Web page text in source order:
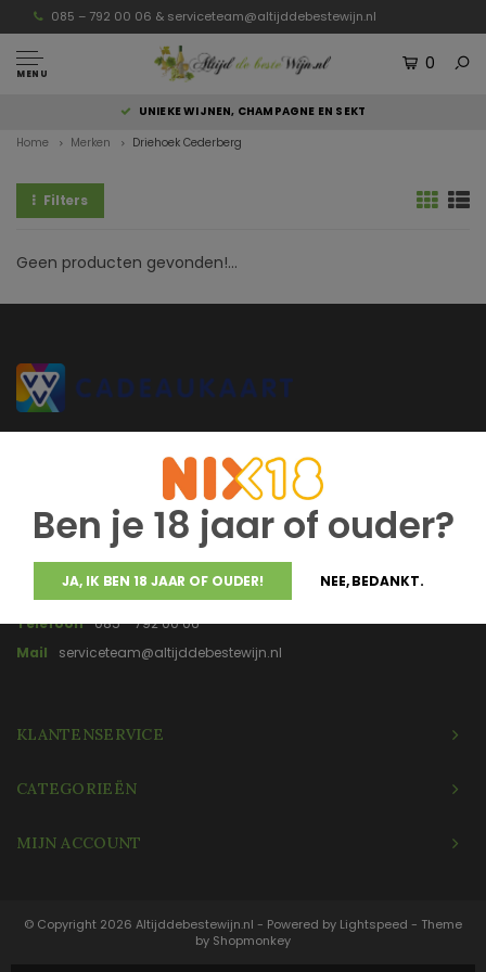
085 – 792 00 06 & serviceteam@altijddebestewijn.nl
MENU
0
UNIEKE WIJNEN, CHAMPAGNE EN SEKT
Ben je 18 jaar of ouder?
JA, IK BEN 18 JAAR OF OUDER! NEE, BEDANKT.
Home Merken Driehoek Cederberg
Filters
Geen producten gevonden!...
Altijddebestewijn.nl heeft uitsluitend wijnen van topkwaliteit die
rechtstreeks van de wijnboer komen en door de wijnboer zelf zijn
gemaakt en gebotteld.
Telefoon 085 - 792 00 06
Mail
serviceteam@altijddebestewijn.nl
KLANTENSERVICE
CATEGORIEËN
MIJN ACCOUNT
© Copyright 2026 Altijddebestewijn.nl - Powered by Lightspeed - Theme
by Shopmonkey